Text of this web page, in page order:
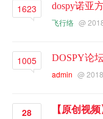
1623 dospy诺亚
飞行络 @
1005
DOSPY论
admin @
28
【原创视